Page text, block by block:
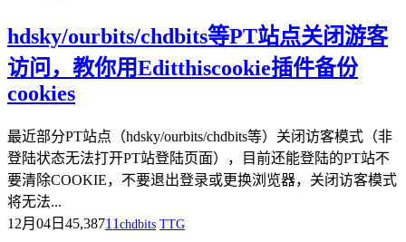
hdsky/ourbits/chdbits等PT站点关闭游客
访问，教你用Editthiscookie插件备份
cookies
最近部分PT站点（hdsky/ourbits/chdbits等）关闭访客模式（非
登陆状态无法打开PT站登陆页面），目前还能登陆的PT站不
要清除COOKIE，不要退出登录或更换浏览器，关闭访客模式
将无法...
12月04日 45,38711 chdbits TTG